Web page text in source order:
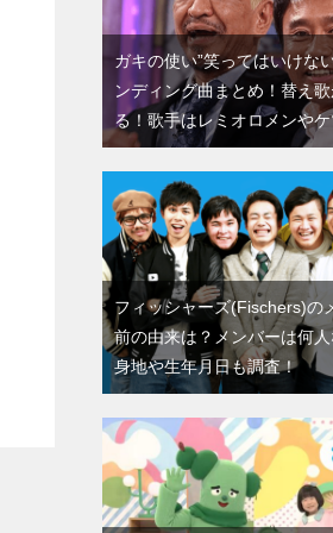
ガキの使い”笑ってはいけな
ンディング曲まとめ！替え
る！歌手はレミオロメンや
フィッシャーズ(Fischers)の
前の由来は？メンバーは何
身地や生年月日も調査！